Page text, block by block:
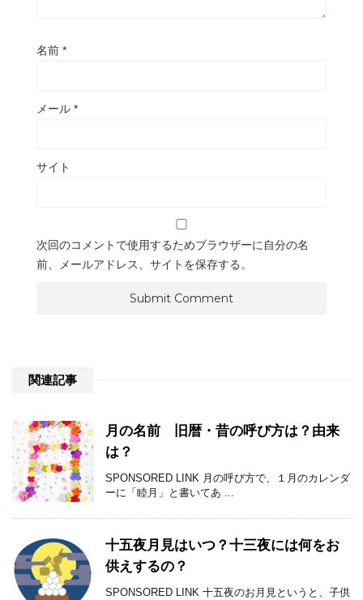
名前 *
メール *
サイト
次回のコメントで使用するためブラウザーに自分の名
前、メールアドレス、サイトを保存する。
関連記事
月の名前 旧暦・昔の呼び方は？由来
は？
SPONSORED LINK 月の呼び方で、１月のカレンダ
ーに「睦月」と書いてあ ...
十五夜月見はいつ？十三夜には何をお
供えするの？
SPONSORED LINK 十五夜のお月見というと、子供